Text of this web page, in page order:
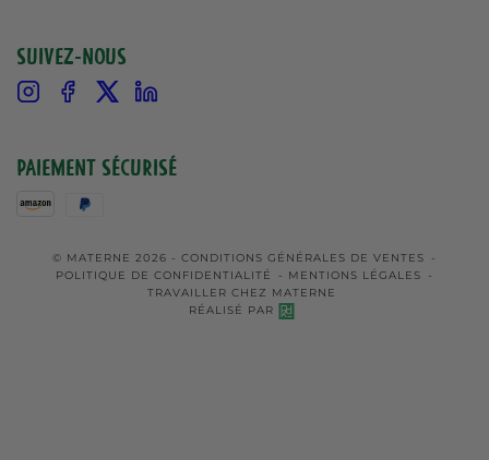
Suivez-nous
Instagram
Facebook
X Linkedin
Paiement sécurisé
© MATERNE 2026 - CONDITIONS GÉNÉRALES DE VENTES
-
POLITIQUE DE CONFIDENTIALITÉ
- MENTIONS LÉGALES
-
TRAVAILLER CHEZ MATERNE
RÉALISÉ PAR